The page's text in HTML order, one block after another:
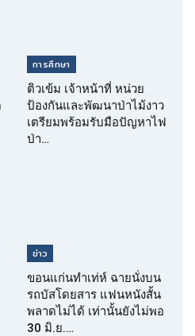
การศึกษา
ติวเข้ม เจ้าหน้าที่ หน่วย
ป้องกันและพัฒนาป่าไม้งาว
เตรียมพร้อมรับมือปัญหาไฟ
ป่า…
ข่าว
ขอนแก่นทำเท่ห์ ฉายนั่งบน
รถบัสโดยสาร แฟนหนังสั้น
พลาดไม่ได้ เท่านั้นยังไม่พอ
30 มิ.ย.…